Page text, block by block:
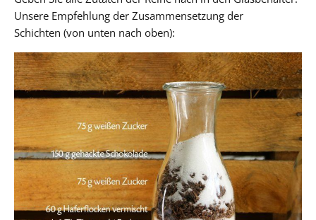
Unsere Empfehlung der Zusammensetzung der
Schichten (von unten nach oben):